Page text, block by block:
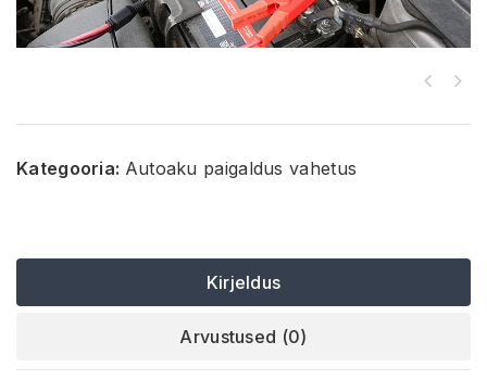
Kategooria: Autoaku paigaldus vahetus
Kirjeldus
Arvustused (0)